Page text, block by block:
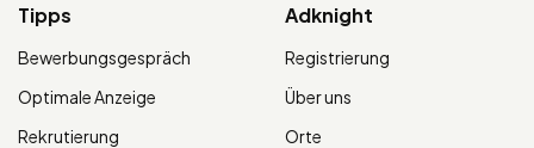
Tipps
Bewerbungsgespräch
Optimale Anzeige
Rekrutierung
Adknight
Registrierung
Über uns
Orte